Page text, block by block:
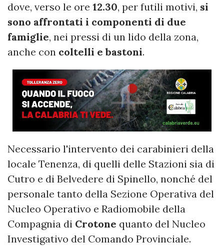
dove, verso le ore 12.30, per futili motivi, si
sono affrontati i componenti di due
famiglie, nei pressi di un lido della zona,
anche con coltelli e bastoni.
Necessario l'intervento dei carabinieri della
locale Tenenza, di quelli delle Stazioni sia di
Cutro e di Belvedere di Spinello, nonché del
personale tanto della Sezione Operativa del
Nucleo Operativo e Radiomobile della
Compagnia di Crotone quanto del Nucleo
Investigativo del Comando Provinciale.